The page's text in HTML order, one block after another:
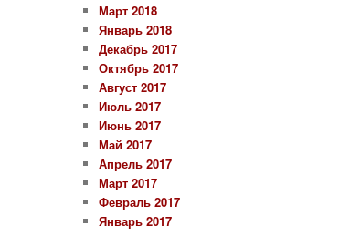
Март 2018
Январь 2018
Декабрь 2017
Октябрь 2017
Август 2017
Июль 2017
Июнь 2017
Май 2017
Апрель 2017
Март 2017
Февраль 2017
Январь 2017